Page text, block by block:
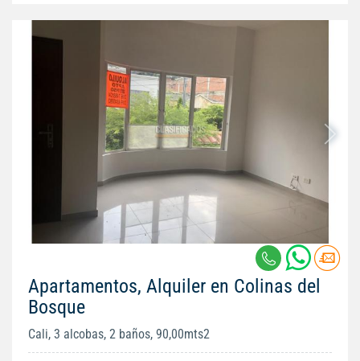
Apartamentos, Alquiler en Colinas del
Bosque
Cali, 3 alcobas, 2 baños, 90,00mts2